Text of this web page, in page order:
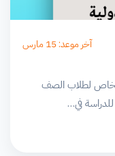
آخر موعد: 15 مارس
لطلاب الصف